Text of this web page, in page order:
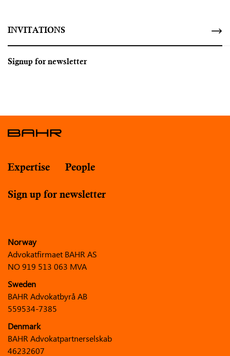
INVITATIONS
Signup for newsletter
Expertise People
Sign up for newsletter
Norway
Advokatfirmaet BAHR AS
NO 919 513 063 MVA
Sweden
BAHR Advokatbyrå AB
559534-7385
Denmark
BAHR Advokatpartnerselskab
46232607